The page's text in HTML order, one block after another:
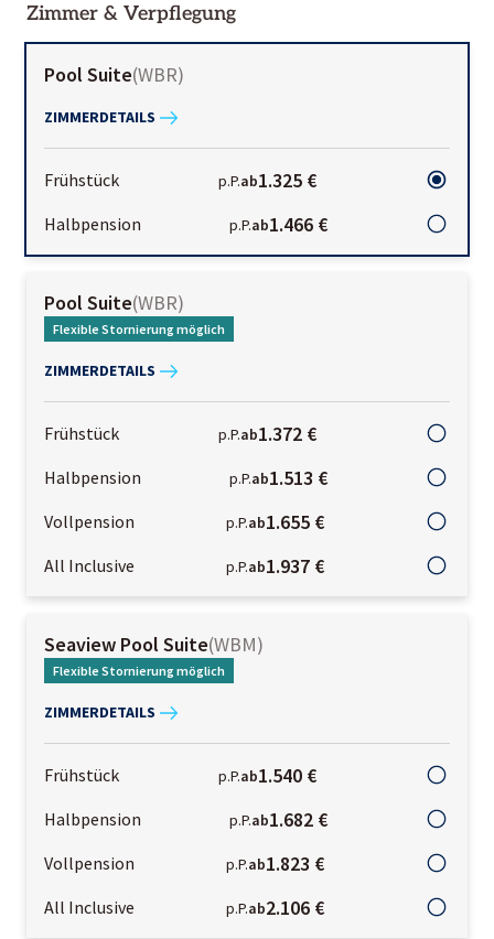
Zimmer & Verpflegung
Pool Suite(WBR)
ZIMMERDETAILS
Frühstück p.P.ab1.325 €
Halbpension p.P.ab1.466 €
Pool Suite(WBR)
Flexible Stornierung möglich
ZIMMERDETAILS
Frühstück p.P.ab1.372 €
Halbpension p.P.ab1.513 €
Vollpension p.P.ab1.655 €
All Inclusive p.P.ab1.937 €
Seaview Pool Suite(WBM)
Flexible Stornierung möglich
ZIMMERDETAILS
Frühstück p.P.ab1.540 €
Halbpension p.P.ab1.682 €
Vollpension p.P.ab1.823 €
All Inclusive p.P.ab2.106 €